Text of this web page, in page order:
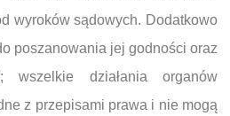
wyroków sądowych. Dodatkowo
poszanowania jej godności oraz
wszelkie działania organów
z przepisami prawa i nie mogą